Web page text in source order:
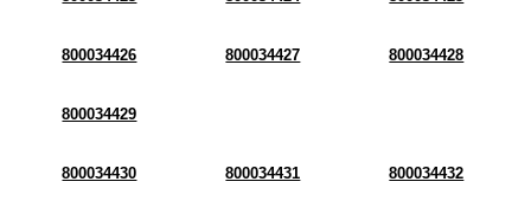
800034426 800034427 800034428
800034429
800034430 800034431 800034432